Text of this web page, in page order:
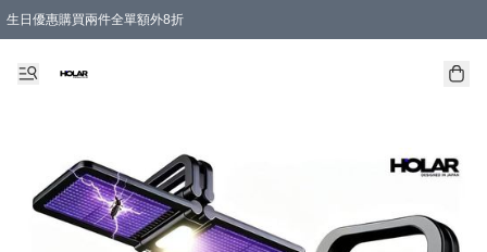
生日優惠購買兩件全單額外8折